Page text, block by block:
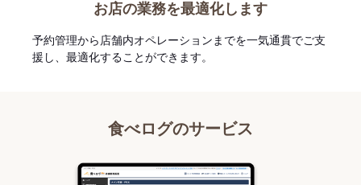
お店の業務を最適化します
予約管理から店舗内オペレーションまでを一気通貫でご支
援し、最適化することができます。
食べログのサービス